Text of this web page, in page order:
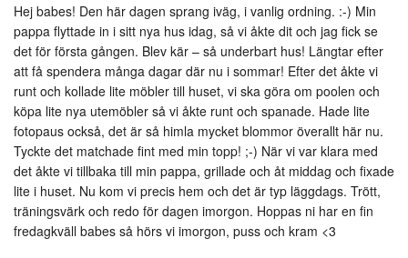
Hej babes! Den här dagen sprang iväg, i vanlig ordning. :-) Min
pappa flyttade in i sitt nya hus idag, så vi åkte dit och jag fick se
det för första gången. Blev kär – så underbart hus! Längtar efter
att få spendera många dagar där nu i sommar! Efter det åkte vi
runt och kollade lite möbler till huset, vi ska göra om poolen och
köpa lite nya utemöbler så vi åkte runt och spanade. Hade lite
fotopaus också, det är så himla mycket blommor överallt här nu.
Tyckte det matchade fint med min topp! ;-) När vi var klara med
det åkte vi tillbaka till min pappa, grillade och åt middag och fixade
lite i huset. Nu kom vi precis hem och det är typ läggdags. Trött,
träningsvärk och redo för dagen imorgon. Hoppas ni har en fin
fredagkväll babes så hörs vi imorgon, puss och kram <3